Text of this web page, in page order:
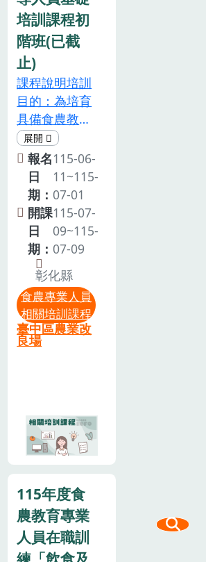
參訓人員請全
程參與，如不
克參加或未能
全程參與，請
提前通知本
場，俾便安排
候補事宜。3.
如遇颱風等天
然災害，當日
臺南市不上
班，則本研習
取消，辦理日
期另行通知。
4.如報名人數
過多，將提前
關閉報名系
統。
農教育專業人
員。參加對
象：有志從事
食農教育宣導
工作的農會推
廣人員、營養
師、學校教職
員、農友及農
業志工等。注
意事項為尊重
智慧財產權，
本課程禁止錄
影、錄音等侵
權行為。本活
動設計非屬親
子活動，囿於
現場活動空間
及設備有限，
請勿帶孩童與
與，如不克參
加或未能全程
參與，請提前
便安排候補事
宜。為響應環
保，請參訓人
員自備環保杯
培訓課程初
階班(已截
止)
課程說明培訓
目的：為培育
具備食農教育
理念與實踐能
力之基礎宣導
人員，透過系
統化課程設計
引導學員掌握
「三面六項」
食農教育架
構，理解政策
發展脈絡與推
動趨勢，並強
化教學設計、
資源整合與社
宣導工作的農
會推廣人員、
及農業志工
等。注意事項
為尊重智慧財
產權，本課程
報名
日
期：
115-06-
11~115-
07-01
開課
日
期：
115-07-
09~115-
07-09
彰化縣
食農專業人員
相關培訓課程
臺中區農業改
良場
115年度食
農教育專業
人員在職訓